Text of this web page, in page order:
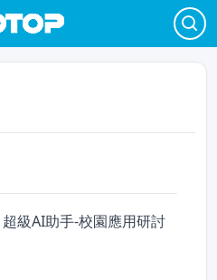
級AI助手-校園應用研討